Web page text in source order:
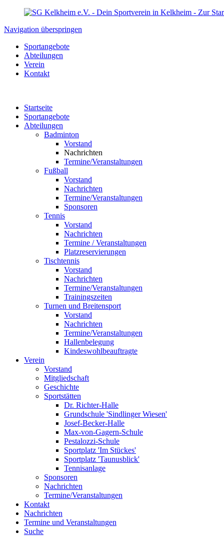
Navigation überspringen
Sportangebote
Abteilungen
Verein
Kontakt
Startseite
Sportangebote
Abteilungen
Badminton
Vorstand
Nachrichten
Termine/Veranstaltungen
Fußball
Vorstand
Nachrichten
Termine/Veranstaltungen
Sponsoren
Tennis
Vorstand
Nachrichten
Termine / Veranstaltungen
Platzreservierungen
Tischtennis
Vorstand
Nachrichten
Termine/Veranstaltungen
Trainingszeiten
Turnen und Breitensport
Vorstand
Nachrichten
Termine/Veranstaltungen
Hallenbelegung
Kindeswohlbeauftragte
Verein
Vorstand
Mitgliedschaft
Geschichte
Sportstätten
Dr. Richter-Halle
Grundschule 'Sindlinger Wiesen'
Josef-Becker-Halle
Max-von-Gagern-Schule
Pestalozzi-Schule
Sportplatz 'Im Stückes'
Sportplatz 'Taunusblick'
Tennisanlage
Sponsoren
Nachrichten
Termine/Veranstaltungen
Kontakt
Nachrichten
Termine und Veranstaltungen
Suche